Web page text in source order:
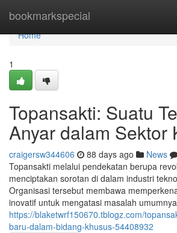
bookmarkspecial
Home
Home
1
Topansakti: Suatu
Anyar dalam Sektor
craigersw344606 88 days ago News
Topansakti melalui pendekatan berupa
menciptakan sorotan di dalam industri
Organisasi tersebut membawa
inovatif untuk mengatasi masalah umumnya
https://blaketwrf150670.tblogz.com/
baru-dalam-bidang-khusus-54408932